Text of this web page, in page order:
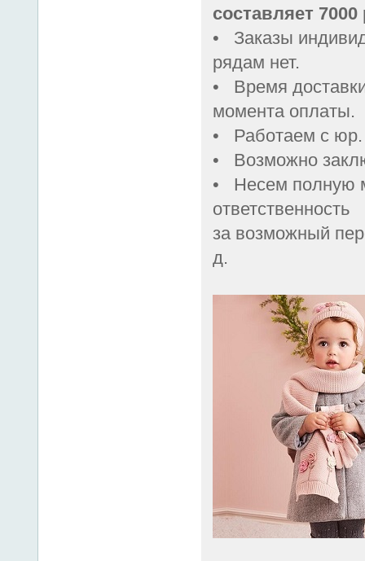
составляет 7000
• Заказы
рядам нет.
• Время
момента оплаты.
• Работаем с
• Возможно
• Несем полную
ответственность
за возможный
д.